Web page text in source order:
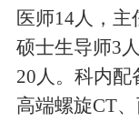
医师14人，主
硕士生导师3
20人。科内配
高端螺旋CT